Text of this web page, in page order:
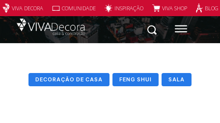
VIVA DECORA COMUNIDADE INSPIRAÇÃO VIVA SHOP
DECORAÇÃO DE CASA FENG SHUI SALA